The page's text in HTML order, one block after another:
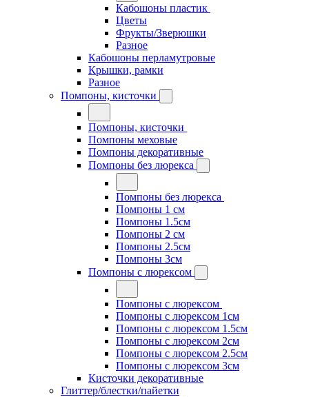
Кабошоны пластик
Цветы
Фрукты/Зверюшки
Разное
Кабошоны перламутровые
Крышки, рамки
Разное
Помпоны, кисточки
Помпоны, кисточки
Помпоны меховые
Помпоны декоративные
Помпоны без люрекса
Помпоны без люрекса
Помпоны 1 см
Помпоны 1.5см
Помпоны 2 см
Помпоны 2.5см
Помпоны 3см
Помпоны с люрексом
Помпоны с люрексом
Помпоны с люрексом 1см
Помпоны с люрексом 1.5см
Помпоны с люрексом 2см
Помпоны с люрексом 2.5см
Помпоны с люрексом 3см
Кисточки декоративные
Глиттер/блестки/пайетки